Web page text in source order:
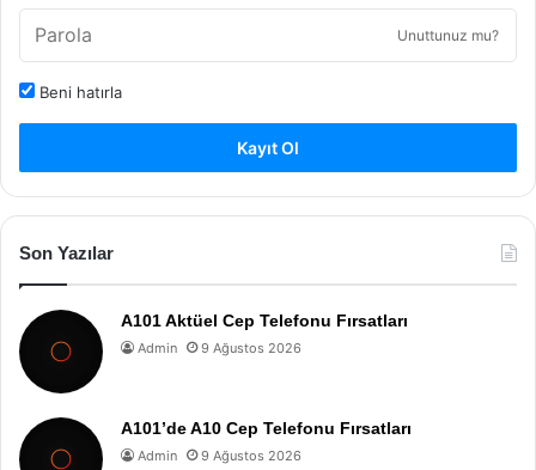
Unuttunuz mu?
Beni hatırla
Kayıt Ol
Son Yazılar
A101 Aktüel Cep Telefonu Fırsatları
Admin 9 Ağustos 2026
A101’de A10 Cep Telefonu Fırsatları
Admin 9 Ağustos 2026